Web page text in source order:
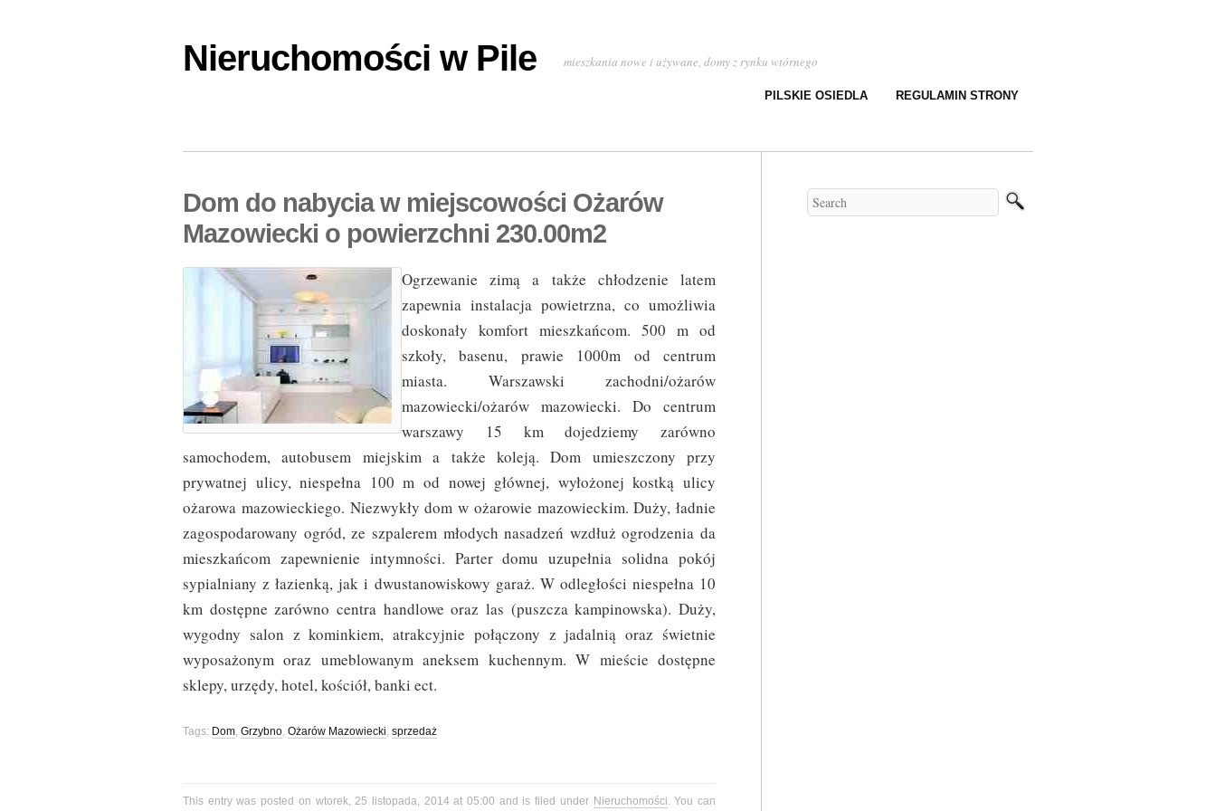
Nieruchomości w Pile mieszkania nowe i używane, domy z rynku wtórnego
PILSKIE OSIEDLA REGULAMIN STRONY
Dom do nabycia w miejscowości Ożarów
Mazowiecki o powierzchni 230.00m2
Ogrzewanie zimą a także chłodzenie latem
zapewnia instalacja powietrzna, co umożliwia
doskonały komfort mieszkańcom. 500 m od
szkoły, basenu, prawie 1000m od centrum
miasta. Warszawski zachodni/ożarów
mazowiecki/ożarów mazowiecki. Do centrum
warszawy 15 km dojedziemy zarówno
samochodem, autobusem miejskim a także koleją. Dom umieszczony przy
prywatnej ulicy, niespełna 100 m od nowej głównej, wyłożonej kostką ulicy
ożarowa mazowieckiego. Niezwykły dom w ożarowie mazowieckim. Duży, ładnie
zagospodarowany ogród, ze szpalerem młodych nasadzeń wzdłuż ogrodzenia da
mieszkańcom zapewnienie intymności. Parter domu uzupełnia solidna pokój
sypialniany z łazienką, jak i dwustanowiskowy garaż. W odległości niespełna 10
km dostępne zarówno centra handlowe oraz las (puszcza kampinowska). Duży,
wygodny salon z kominkiem, atrakcyjnie połączony z jadalnią oraz świetnie
wyposażonym oraz umeblowanym aneksem kuchennym. W mieście dostępne
sklepy, urzędy, hotel, kościół, banki ect.
Tags: Dom, Grzybno, Ożarów Mazowiecki, sprzedaż
This entry was posted on wtorek, 25 listopada, 2014 at 05:00 and is filed under Nieruchomości. You can